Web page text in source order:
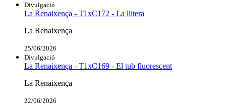
Divulgació
La Renaixença - T1xC172 - La llitera
La Renaixença
25/06/2026
Divulgació
La Renaixença - T1xC169 - El tub fluorescent
La Renaixença
22/06/2026